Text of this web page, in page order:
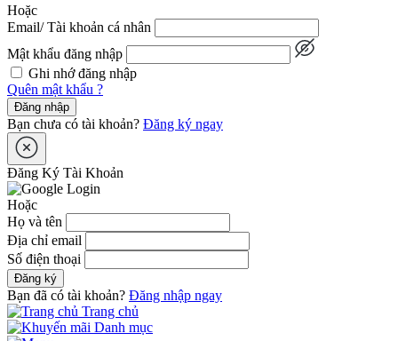
Hoặc
Email/ Tài khoản cá nhân
Mật khẩu đăng nhập
Ghi nhớ đăng nhập
Quên mật khẩu ?
Đăng nhập
Bạn chưa có tài khoản? Đăng ký ngay
Đăng Ký Tài Khoản
Hoặc
Họ và tên
Địa chỉ email
Số điện thoại
Đăng ký
Bạn đã có tài khoản? Đăng nhập ngay
Trang chủ
Danh mục